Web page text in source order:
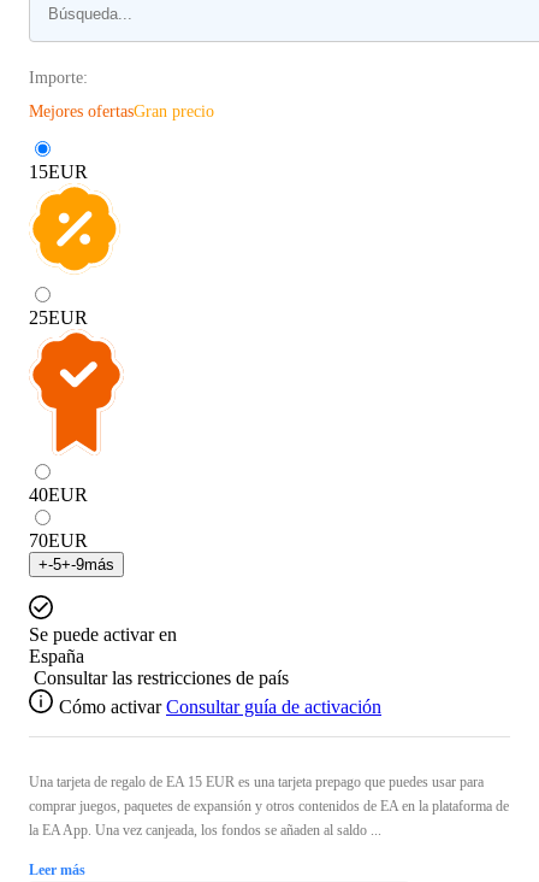
Importe:
Mejores ofertasGran precio
15EUR
25EUR
40EUR
70EUR
+-5+-9más
Se puede activar en
España
Consultar las restricciones de país
Cómo activar Consultar guía de activación
Una tarjeta de regalo de EA 15 EUR es una tarjeta prepago que puedes usar para
comprar juegos, paquetes de expansión y otros contenidos de EA en la plataforma de
la EA App. Una vez canjeada, los fondos se añaden al saldo ...
Leer más